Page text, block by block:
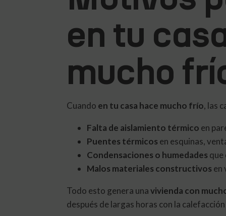
en tu
mucho
Cuando en tu casa hace mucho frío, las
Falta de aislamiento térmico en
Puentes térmicos en esquinas,
Condensaciones o humedades que
Malos materiales constructivos en
Todo esto genera unavivienda con
después de largas horas con la